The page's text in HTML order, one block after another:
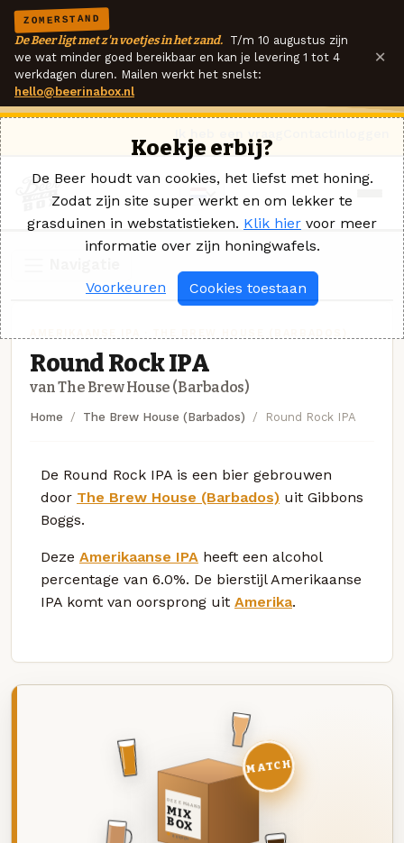
ZOMERSTAND
De Beer ligt met z'n voetjes in het zand. T/m 10 augustus zijn
we wat minder goed bereikbaar en kan je levering 1 tot 4
werkdagen duren. Mailen werkt het snelst:
hello@beerinabox.nl
×
Round Rock IPA
van The Brew House (Barbados)
Home The Brew House (Barbados) Round Rock IPA
De Round Rock IPA is een bier gebrouwen
door The Brew House (Barbados) uit Gibbons
Boggs.
Deze Amerikaanse IPA heeft een alcohol
percentage van 6.0%. De bierstijl Amerikaanse
IPA komt van oorsprong uit Amerika.
DEZE MAAND
MIX
BOX
8 BIEREN
MATCH
Koekje erbij?
De Beer houdt van cookies, het liefst met honing.
Zodat zijn site super werkt en om lekker te
grasduinen in webstatistieken. Klik hier voor meer
informatie over zijn honingwafels.
Voorkeuren Cookies toestaan